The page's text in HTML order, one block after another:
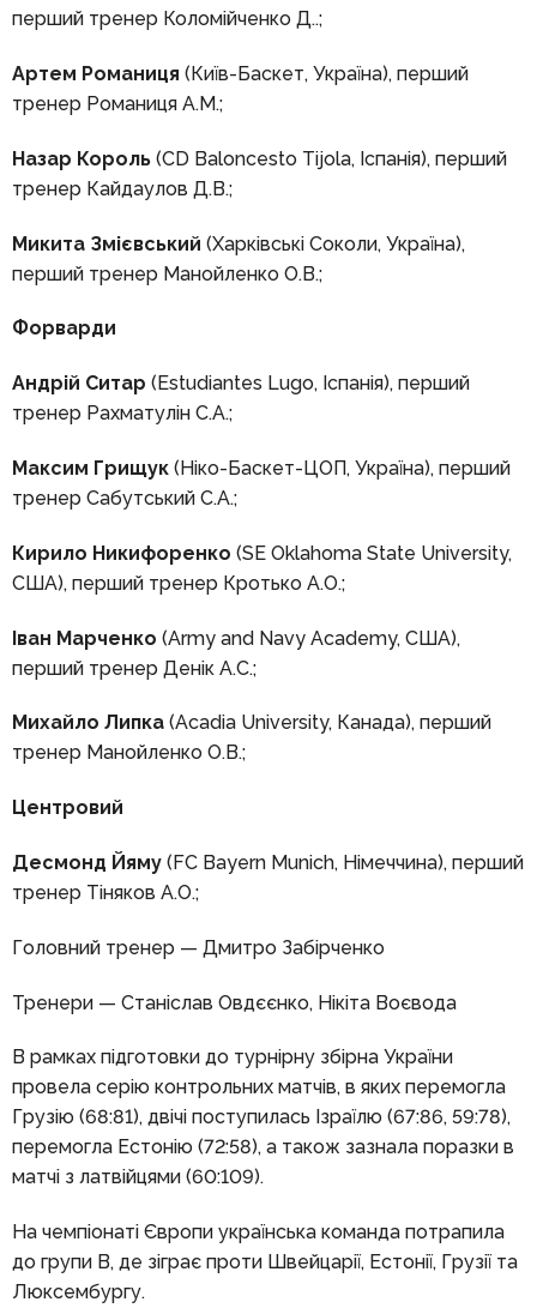
перший тренер Коломійченко Д..;
Артем Романиця (Київ-Баскет, Україна), перший
тренер Романиця А.М.;
Назар Король(CD Baloncesto Tijola, Іспанія), перший
тренер Кайдаулов Д.В.;
Микита Змієвський (Харківські Соколи, Україна),
перший тренер Манойленко О.В.;
Форварди
Андрій Ситар (Estudiantes Lugo, Іспанія), перший
тренер Рахматулін С.А.;
Максим Грищук(Ніко-Баскет-ЦОП, Україна), перший
тренер Сабутський С.А.;
Кирило Никифоренко (SE Oklahoma State University,
США), перший тренер Кротько А.О.;
Іван Марченко (Army and Navy Academy, США),
перший тренер Денік А.С.;
Михайло Липка(Acadia University, Канада), перший
тренер Манойленко О.В.;
Центровий
Десмонд Йяму(FC Bayern Munich, Німеччина), перший
тренер Тіняков А.О.;
Головний тренер — Дмитро Забірченко
Тренери — Станіслав Овдєєнко, Нікіта Воєвода
В рамках підготовки до турнірну збірна України
провела серію контрольних матчів, в яких перемогла
Грузію (68:81), двічі поступилась Ізраїлю (67:86, 59:78),
перемогла Естонію (72:58), а також зазнала поразки в
матчі з латвійцями (60:109).
На чемпіонаті Європи українська команда потрапила
до групи В, де зіграє проти Швейцарії, Естонії, Грузії та
Люксембургу.